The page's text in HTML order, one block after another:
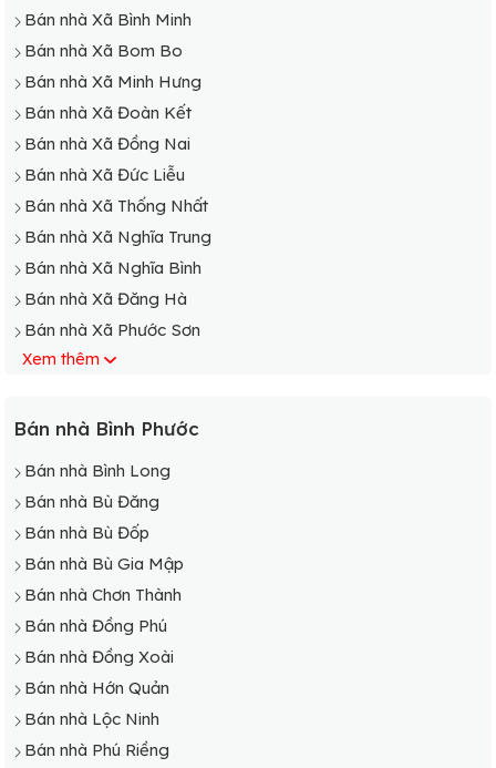
Bán nhà Xã Bình Minh
Bán nhà Xã Bom Bo
Bán nhà Xã Minh Hưng
Bán nhà Xã Đoàn Kết
Bán nhà Xã Đồng Nai
Bán nhà Xã Đức Liễu
Bán nhà Xã Thống Nhất
Bán nhà Xã Nghĩa Trung
Bán nhà Xã Nghĩa Bình
Bán nhà Xã Đăng Hà
Bán nhà Xã Phước Sơn
Xem thêm
Bán nhà Bình Phước
Bán nhà Bình Long
Bán nhà Bù Đăng
Bán nhà Bù Đốp
Bán nhà Bù Gia Mập
Bán nhà Chơn Thành
Bán nhà Đồng Phú
Bán nhà Đồng Xoài
Bán nhà Hớn Quản
Bán nhà Lộc Ninh
Bán nhà Phú Riềng